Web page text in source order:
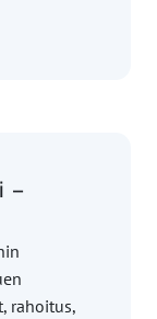
–
rahoitus,